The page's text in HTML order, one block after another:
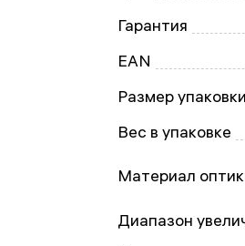
Гарантия
EAN
Размер
Вес в упаковке
Материал
Диапазон